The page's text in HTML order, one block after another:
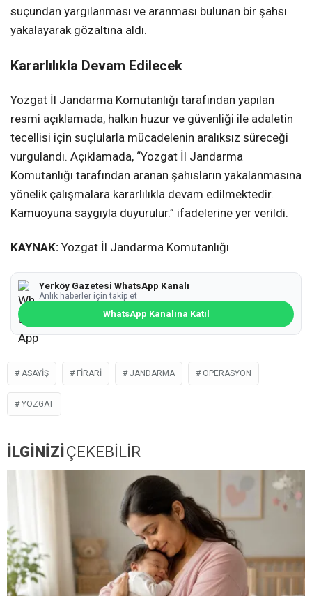
suçundan yargılanması ve aranması bulunan bir şahsı
yakalayarak gözaltına aldı.
Kararlılıkla Devam Edilecek
Yozgat İl Jandarma Komutanlığı tarafından yapılan
resmi açıklamada, halkın huzur ve güvenliği ile adaletin
tecellisi için suçlularla mücadelenin aralıksız süreceği
vurgulandı. Açıklamada, “Yozgat İl Jandarma
Komutanlığı tarafından aranan şahısların yakalanmasına
yönelik çalışmalara kararlılıkla devam edilmektedir.
Kamuoyuna saygıyla duyurulur.” ifadelerine yer verildi.
KAYNAK: Yozgat İl Jandarma Komutanlığı
Yerköy Gazetesi WhatsApp Kanalı
Anlık haberler için takip et
WhatsApp Kanalına Katıl
ASAYIŞ FIRARI JANDARMA OPERASYON
YOZGAT
İLGİNİZİÇEKEBİLİR